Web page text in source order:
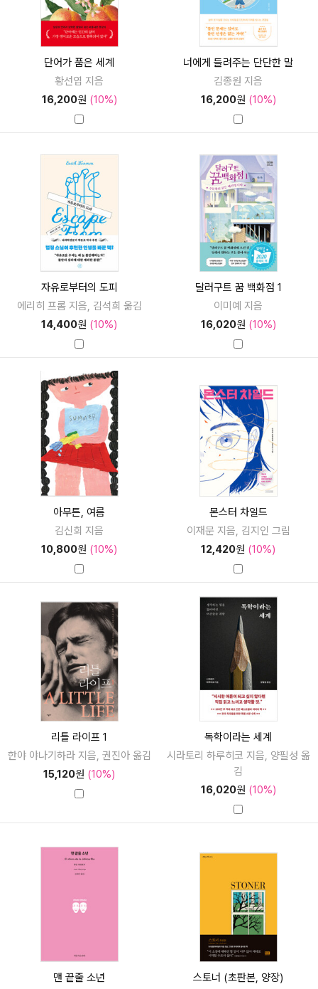
단어가 품은 세계
황선엽 지음
16,200원 (10%)
너에게 들려주는 단단한 말
김종원 지음
16,200원 (10%)
자유로부터의 도피
에리히 프롬 지음, 김석희 옮김
14,400원 (10%)
달러구트 꿈 백화점 1
이미예 지음
16,020원 (10%)
아무튼, 여름
김신회 지음
10,800원 (10%)
몬스터 차일드
이재문 지음, 김지인 그림
12,420원 (10%)
리틀 라이프 1
한야 야나기하라 지음, 권진아 옮김
15,120원 (10%)
독학이라는 세계
시라토리 하루히코 지음, 양필성 옮
김
16,020원 (10%)
맨 끝줄 소년
스토너 (초판본, 양장)